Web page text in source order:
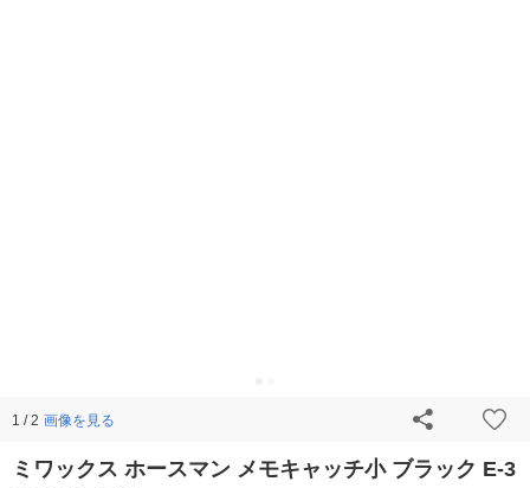
1 / 2 画像を見る
ミワックス ホースマン メモキャッチ小 ブラック E-3